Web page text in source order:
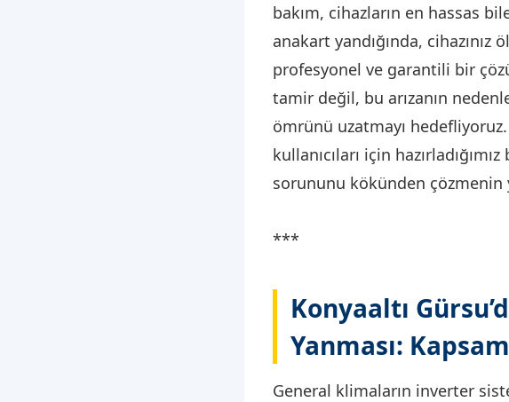
bakım, cihazların en hassas
anakart yandığında,
profesyonel ve garantili bir
tamir değil, bu arızanın
ömrünü uzatmayı
kullanıcıları için
sorununu kökünden çözmenin
***
Konyaaltı
Yanması:
General klimaların inverter